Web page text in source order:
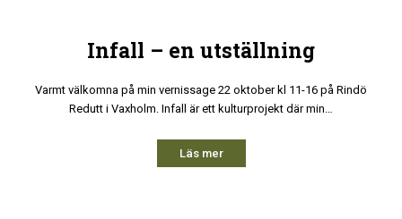
Infall – en utställning
Varmt välkomna på min vernissage 22 oktober kl 11-16 på Rindö
Redutt i Vaxholm. Infall är ett kulturprojekt där min…
Läs mer